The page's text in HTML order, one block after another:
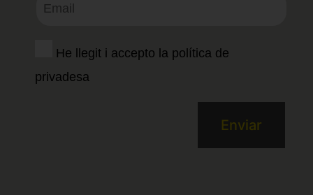
He llegit i accepto la política de
privadesa